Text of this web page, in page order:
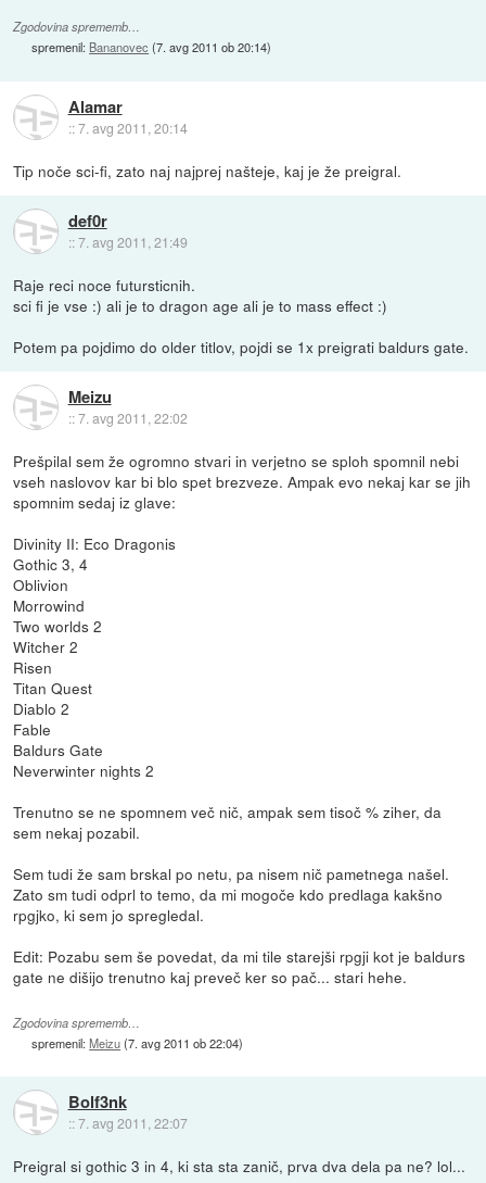
Zgodovina sprememb…
spremenil: Bananovec (7. avg 2011 ob 20:14)
Alamar
::7. avg 2011, 20:14
Tip noče sci-fi, zato naj najprej našteje, kaj je že preigral.
def0r
::7. avg 2011, 21:49
Raje reci noce futursticnih.
sci fi je vse :) ali je to dragon age ali je to mass effect :)
Potem pa pojdimo do older titlov, pojdi se 1x preigrati baldurs gate.
Meizu
::7. avg 2011, 22:02
Prešpilal sem že ogromno stvari in verjetno se sploh spomnil nebi
vseh naslovov kar bi blo spet brezveze. Ampak evo nekaj kar se jih
spomnim sedaj iz glave:
Divinity II: Eco Dragonis
Gothic 3, 4
Oblivion
Morrowind
Two worlds 2
Witcher 2
Risen
Titan Quest
Diablo 2
Fable
Baldurs Gate
Neverwinter nights 2
Trenutno se ne spomnem več nič, ampak sem tisoč % ziher, da
sem nekaj pozabil.
Sem tudi že sam brskal po netu, pa nisem nič pametnega našel.
Zato sm tudi odprl to temo, da mi mogoče kdo predlaga kakšno
rpgjko, ki sem jo spregledal.
Edit: Pozabu sem še povedat, da mi tile starejši rpgji kot je baldurs
gate ne dišijo trenutno kaj preveč ker so pač... stari hehe.
Zgodovina sprememb…
spremenil:Meizu(7. avg 2011 ob 22:04)
Bolf3nk
::7. avg 2011, 22:07
Preigral si gothic 3 in 4, ki sta sta zanič, prva dva dela pa ne? lol...